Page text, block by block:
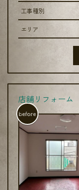
工事種別
エリア
店舗リフォーム
before